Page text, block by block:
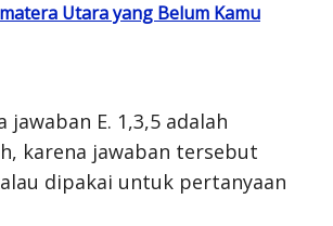
Utara yang Belum Kamu
jawaban E. 1,3,5 adalah
karena jawaban tersebut
dipakai untuk pertanyaan